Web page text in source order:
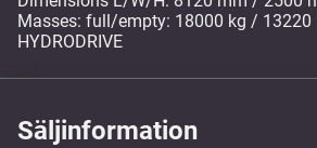
Masses: full/empty: 18000 kg / 13220
HYDRODRIVE
Säljinformation